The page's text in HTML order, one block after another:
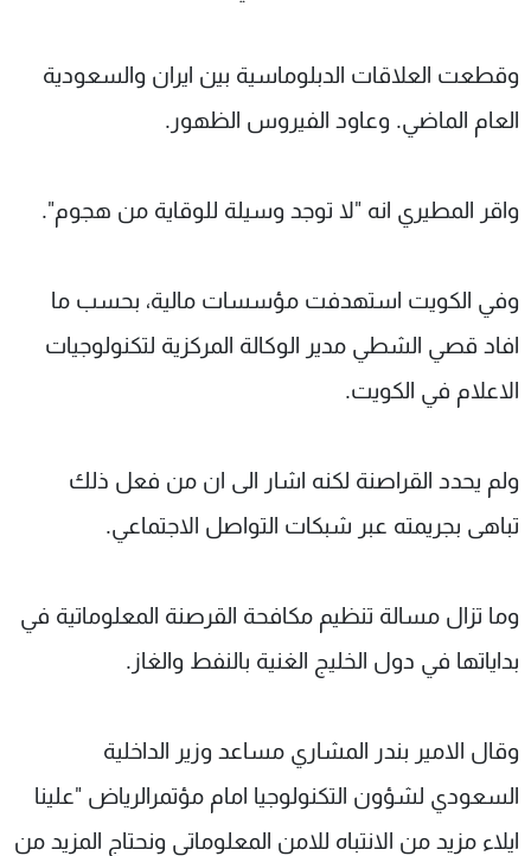
وقطعت العلاقات الدبلوماسية بين ايران والسعودية
العام الماضي. وعاود الفيروس الظهور.
واقر المطيري انه "لا توجد وسيلة للوقاية من هجوم".
وفي الكويت استهدفت مؤسسات مالية، بحسب ما
افاد قصي الشطي مدير الوكالة المركزية لتكنولوجيات
الاعلام في الكويت.
ولم يحدد القراصنة لكنه اشار الى ان من فعل ذلك
تباهى بجريمته عبر شبكات التواصل الاجتماعي.
وما تزال مسالة تنظيم مكافحة القرصنة المعلوماتية في
بداياتها في دول الخليج الغنية بالنفط والغاز.
وقال الامير بندر المشاري مساعد وزير الداخلية
السعودي لشؤون التكنولوجيا امام مؤتمرالرياض "علينا
ايلاء مزيد من الانتباه للامن المعلوماتي ونحتاج المزيد من